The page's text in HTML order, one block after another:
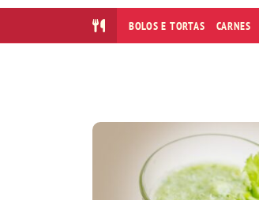
BOLOS E TORTAS CARNES